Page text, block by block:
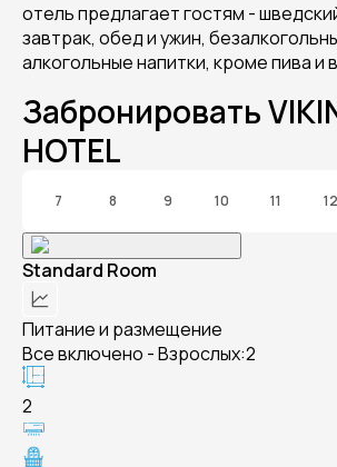
отель предлагает гостям -
завтрак, обед и ужин,
алкогольные напитки, кроме пива и
Забронировать
HOTEL
7 8 9 10 11 12
Standard Room
Питание и размещение
Все включено - Взрослых:2
2